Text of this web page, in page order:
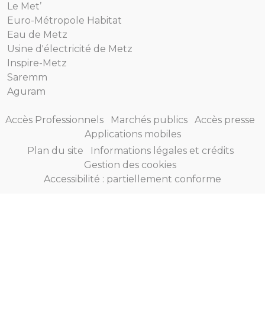
Le Met’
Euro-Métropole Habitat
Eau de Metz
Usine d'électricité de Metz
Inspire-Metz
Saremm
Aguram
Accès Professionnels Marchés publics
Accès presse
Applications mobiles
Plan du site
Informations légales et crédits
Gestion des cookies
Accessibilité : partiellement conforme